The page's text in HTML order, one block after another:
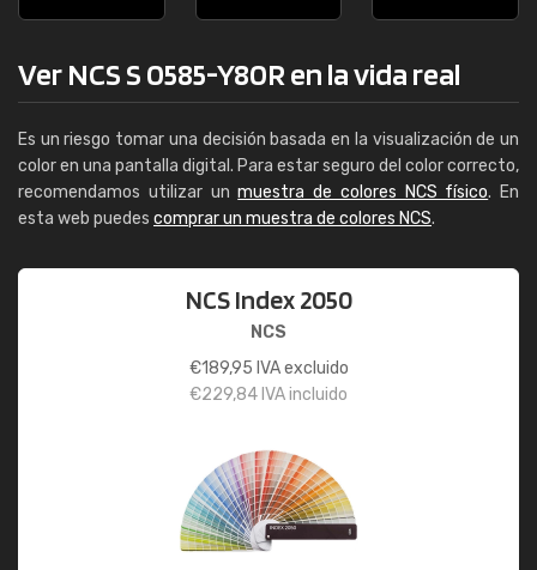
Ver NCS S 0585-Y80R en la vida real
Es un riesgo tomar una decisión basada en la visualización de un
color en una pantalla digital. Para estar seguro del color correcto,
recomendamos utilizar unmuestra de colores NCS físico. En
esta web puedes comprar un muestra de colores NCS.
NCS Index 2050
NCS
€189,95 IVA excluido
€229,84 IVA incluido